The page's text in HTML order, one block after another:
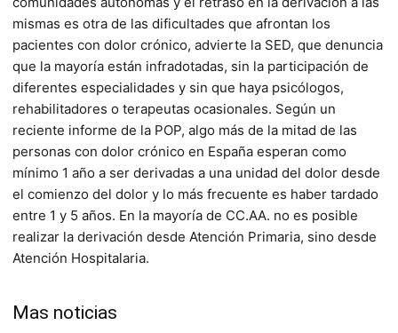
mismas es otra de las dificultades que afrontan los
pacientes con dolor crónico, advierte la SED, que denuncia
que la mayoría están infradotadas, sin la participación de
diferentes especialidades y sin que haya psicólogos,
rehabilitadores o terapeutas ocasionales. Según un
reciente informe de la POP, algo más de la mitad de las
personas con dolor crónico en España esperan como
mínimo 1 año a ser derivadas a una unidad del dolor desde
el comienzo del dolor y lo más frecuente es haber tardado
entre 1 y 5 años. En la mayoría de CC.AA. no es posible
realizar la derivación desde Atención Primaria, sino desde
Atención Hospitalaria.
Mas noticias